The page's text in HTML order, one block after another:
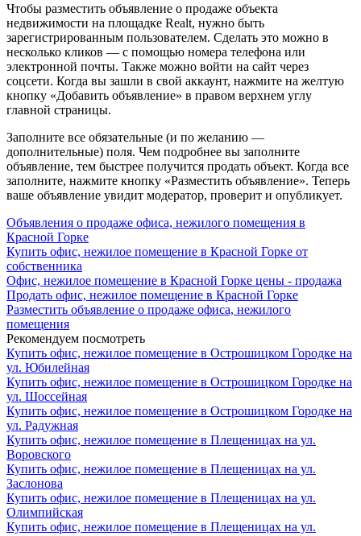
Чтобы разместить объявление о продаже объекта
недвижимости на площадке Realt, нужно быть
зарегистрированным пользователем. Сделать это можно в
несколько кликов — с помощью номера телефона или
электронной почты. Также можно войти на сайт через
соцсети. Когда вы зашли в свой аккаунт, нажмите на желтую
кнопку «Добавить объявление» в правом верхнем углу
главной страницы.
Заполните все обязательные (и по желанию —
дополнительные) поля. Чем подробнее вы заполните
объявление, тем быстрее получится продать объект. Когда все
заполните, нажмите кнопку «Разместить объявление». Теперь
ваше объявление увидит модератор, проверит и опубликует.
Объявления о продаже офиса, нежилого помещения в
Красной Горке
Купить офис, нежилое помещение в Красной Горке от
собственника
Офис, нежилое помещение в Красной Горке цены - продажа
Продать офис, нежилое помещение в Красной Горке
Разместить объявление о продаже офиса, нежилого
помещения
Рекомендуем посмотреть
Купить офис, нежилое помещение в Острошицком Городке на
ул. Юбилейная
Купить офис, нежилое помещение в Острошицком Городке на
ул. Шоссейная
Купить офис, нежилое помещение в Острошицком Городке на
ул. Радужная
Купить офис, нежилое помещение в Плещеницах на ул.
Воровского
Купить офис, нежилое помещение в Плещеницах на ул.
Заслонова
Купить офис, нежилое помещение в Плещеницах на ул.
Олимпийская
Купить офис, нежилое помещение в Плещеницах на ул.